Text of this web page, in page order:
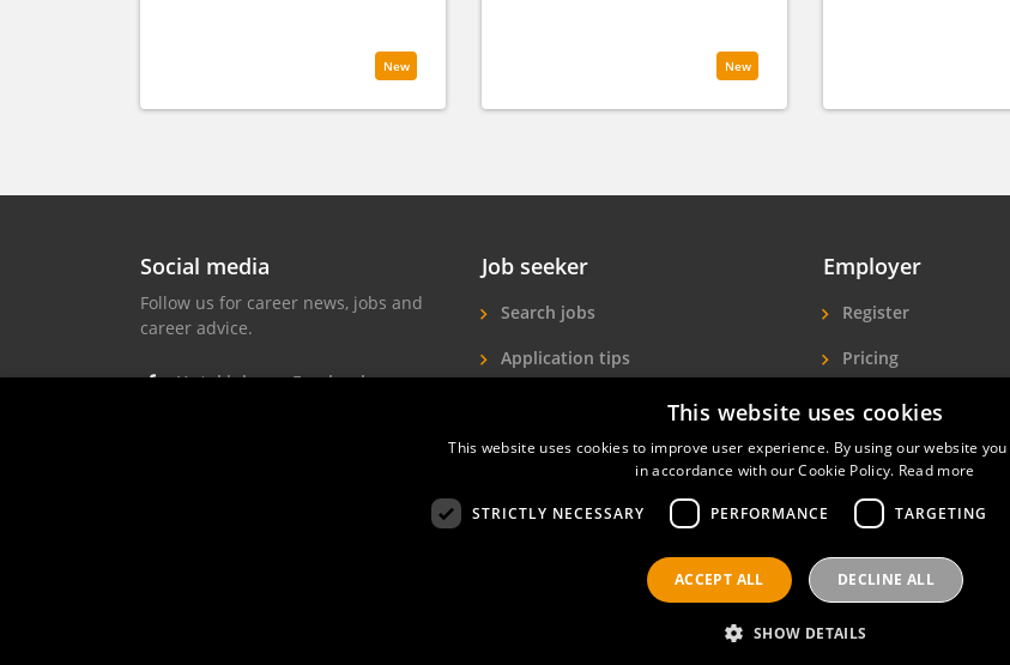
New New
Social media
Follow us for career news, jobs and
career advice.
Hotel jobs on Facebook
Job seeker
Search jobs
Application tips
Job Seekers
Employer
Register
Pricing
More exposure
Find hotel staff
Privacy policy Contact Terms of use
This website uses cookies
This website uses cookies to improve user experience. By using our website
in accordance with our Cookie Policy. Read more
STRICTLY NECESSARY PERFORMANCE TARGETING
ACCEPT ALL DECLINE ALL
SHOW DETAILS